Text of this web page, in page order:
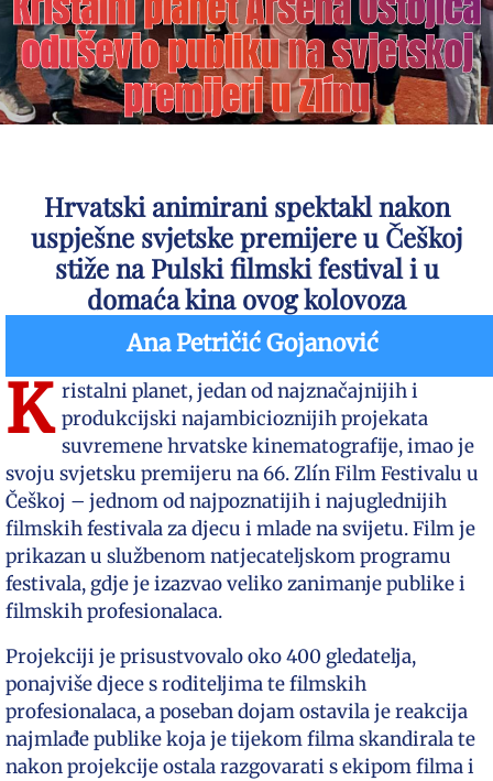
oduševio publiku na svjetskoj
premijeri u Zlínu
Hrvatski animirani spektakl nakon
uspješne svjetske premijere u Češkoj
stiže na Pulski filmski festival i u
domaća kina ovog kolovoza
Ana Petričić Gojanović
K ristalni planet, jedan od najznačajnijih i
produkcijski najambicioznijih projekata
suvremene hrvatske kinematografije, imao je
svoju svjetsku premijeru na 66. Zlín Film Festivalu u
Češkoj – jednom od najpoznatijih i najuglednijih
filmskih festivala za djecu i mlade na svijetu. Film je
prikazan u službenom natjecateljskom programu
festivala, gdje je izazvao veliko zanimanje publike i
filmskih profesionalaca.
Projekciji je prisustvovalo oko 400 gledatelja,
ponajviše djece s roditeljima te filmskih
profesionalaca, a poseban dojam ostavila je reakcija
najmlađe publike koja je tijekom filma skandirala te
nakon projekcije ostala razgovarati s ekipom filma i